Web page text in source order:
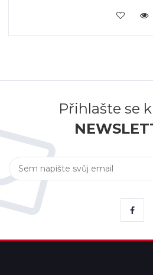
KOUPIT
Přihlašte se